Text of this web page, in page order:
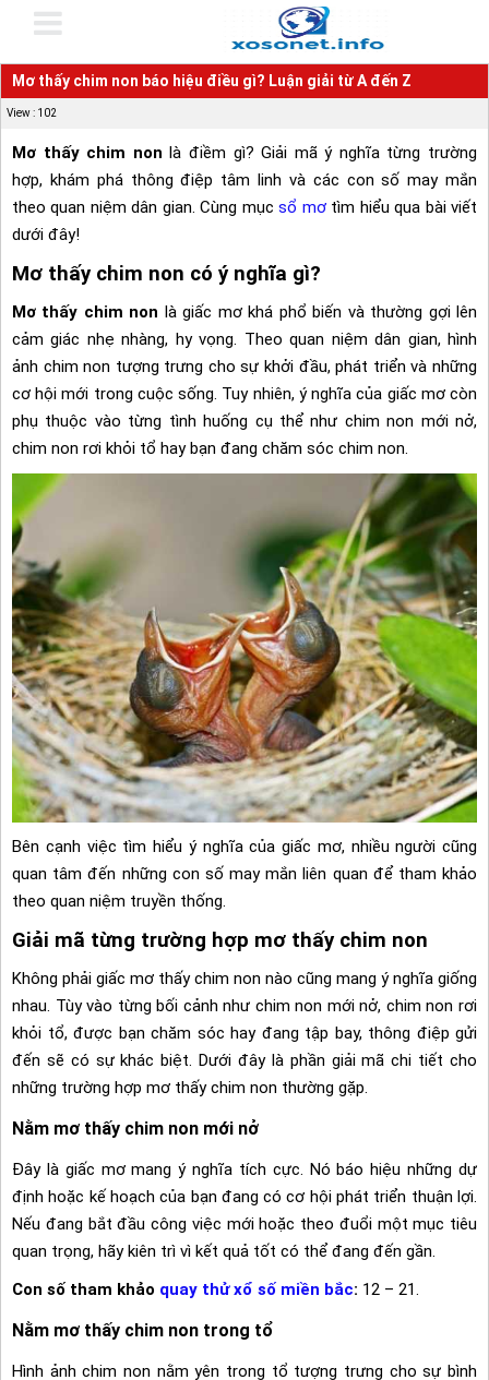
Mơ thấy chim non báo hiệu điều gì? Luận giải từ A đến Z
View : 102
Mơ thấy chim non là điềm gì? Giải mã ý nghĩa từng trường
hợp, khám phá thông điệp tâm linh và các con số may mắn
theo quan niệm dân gian. Cùng mụcsổ mơtìm hiểu qua bài viết
dưới đây!
Mơ thấy chim non có ý nghĩa gì?
Mơ thấy chim non là giấc mơ khá phổ biến và thường gợi lên
cảm giác nhẹ nhàng, hy vọng. Theo quan niệm dân gian, hình
ảnh chim non tượng trưng cho sự khởi đầu, phát triển và những
cơ hội mới trong cuộc sống. Tuy nhiên, ý nghĩa của giấc mơ còn
phụ thuộc vào từng tình huống cụ thể như chim non mới nở,
chim non rơi khỏi tổ hay bạn đang chăm sóc chim non.
Bên cạnh việc tìm hiểu ý nghĩa của giấc mơ, nhiều người cũng
quan tâm đến những con số may mắn liên quan để tham khảo
theo quan niệm truyền thống.
Giải mã từng trường hợp mơ thấy chim non
Không phải giấc mơ thấy chim non nào cũng mang ý nghĩa giống
nhau. Tùy vào từng bối cảnh như chim non mới nở, chim non rơi
khỏi tổ, được bạn chăm sóc hay đang tập bay, thông điệp gửi
đến sẽ có sự khác biệt. Dưới đây là phần giải mã chi tiết cho
những trường hợp mơ thấy chim non thường gặp.
Nằm mơ thấy chim non mới nở
Đây là giấc mơ mang ý nghĩa tích cực. Nó báo hiệu những dự
định hoặc kế hoạch của bạn đang có cơ hội phát triển thuận lợi.
Nếu đang bắt đầu công việc mới hoặc theo đuổi một mục tiêu
quan trọng, hãy kiên trì vì kết quả tốt có thể đang đến gần.
Con số tham khảo quay thử xổ số miền bắc: 12 – 21.
Nằm mơ thấy chim non trong tổ
Hình ảnh chim non nằm yên trong tổ tượng trưng cho sự bình